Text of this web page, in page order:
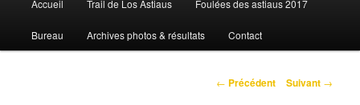
Accueil Trail de Los Astiaus Foulées des astiaus 2017
Bureau Archives photos & résultats Contact
Navigation
← Précédent Suivant →